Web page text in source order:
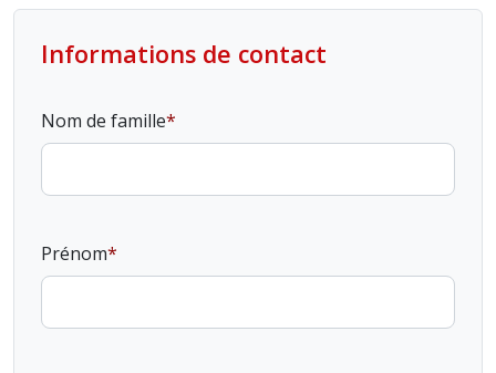
Informations de contact
Nom de famille
Prénom